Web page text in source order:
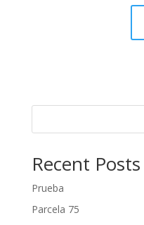
Recent Posts
Prueba
Parcela 75